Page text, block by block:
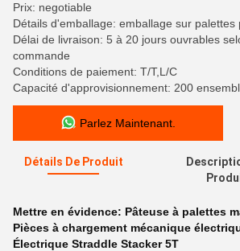
Prix: negotiable
Détails d'emballage: emballage sur palettes
Délai de livraison: 5 à 20 jours ouvrables
commande
Conditions de paiement: T/T,L/C
Capacité d'approvisionnement: 200
Parlez Maintenant.
Détails De Produit
Mettre en évidence: Pâteuse à palettes
Pièces à chargement mécanique
Électrique Straddle Stacker 5T